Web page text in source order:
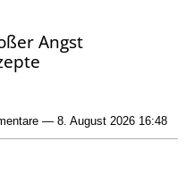
Angst
— 8. August 2026 16:48